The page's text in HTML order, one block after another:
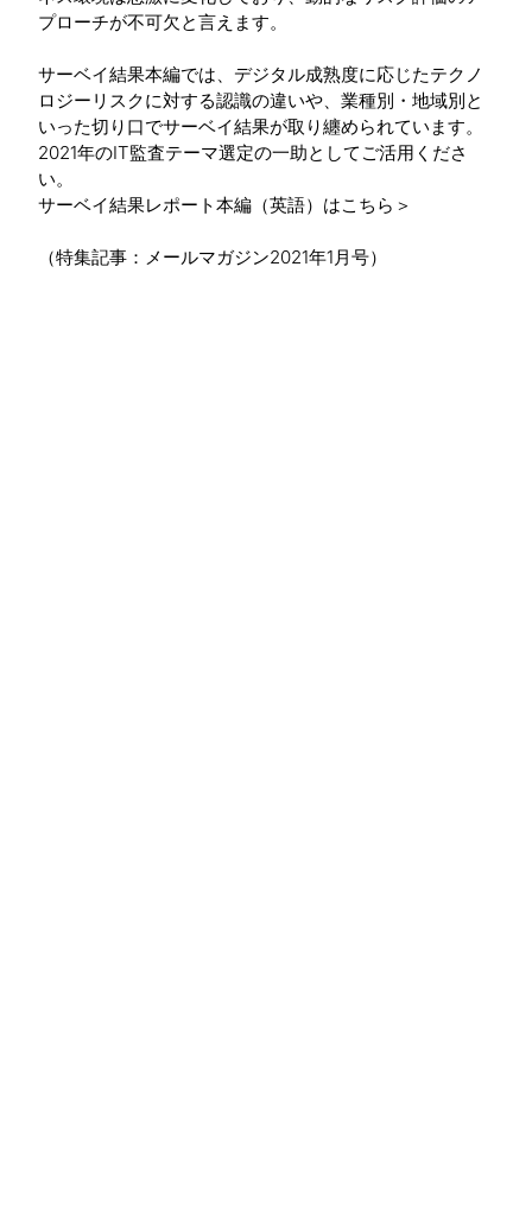
プローチが不可欠と言えます。
サーベイ結果本編では、デジタル成熟度に応じたテクノ
ロジーリスクに対する認識の違いや、業種別・地域別と
いった切り口でサーベイ結果が取り纏められています。
2021年のIT監査テーマ選定の一助としてご活用くださ
い。
サーベイ結果レポート本編（英語）はこちら＞
（特集記事：メールマガジン2021年1月号）